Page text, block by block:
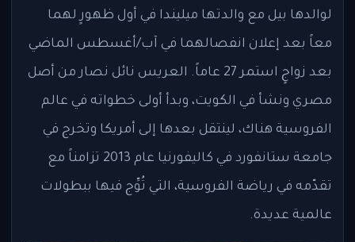
لوالدها بيل مع والدتها ميليندا في أول ظهورٍ لهما
معاً بعد إعلان انفصالهما في آب/أغسطس الماضي
بعد زواجٍ استمر 27 عاماً. العريس نائل نصار من أصل
مصري ونشأ في الكويت، وبدأ أولى خطواته في عالم
الفروسية هناك، لينتقل بعدها إلى أمريكا وتخرج في
جامعة ستانفورد في كاليفورنيا عام 2013 تزامناً مع
تقدّمه في رياضة الفروسية، التي تُوِّج فيها ببطولات
عالمية عديدة.